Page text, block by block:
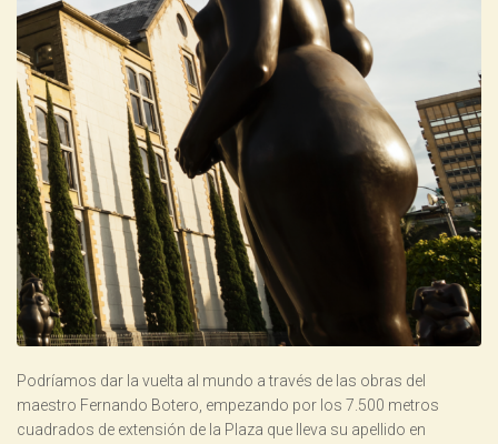
Podríamos dar la vuelta al mundo a través de las obras del
maestro Fernando Botero, empezando por los 7.500 metros
cuadrados de extensión de la Plaza que lleva su apellido en